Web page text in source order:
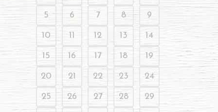
5 6 7 8 9
10 11 12 13 14
15 16 17 18 19
20 21 22 23 24
25 26 27 28 29